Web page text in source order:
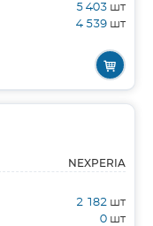
5 403 шт
4 539 шт
NEXPERIA
2 182 шт
0 шт